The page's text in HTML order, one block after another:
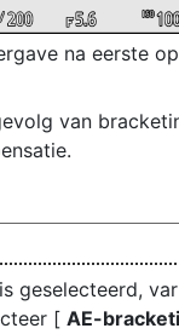
na eerste
van
geselecteerd,
[ AE-